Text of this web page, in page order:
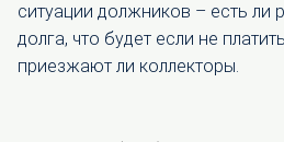
ситуации должников – есть ли
долга, что будет если не
приезжают ли коллекторы.